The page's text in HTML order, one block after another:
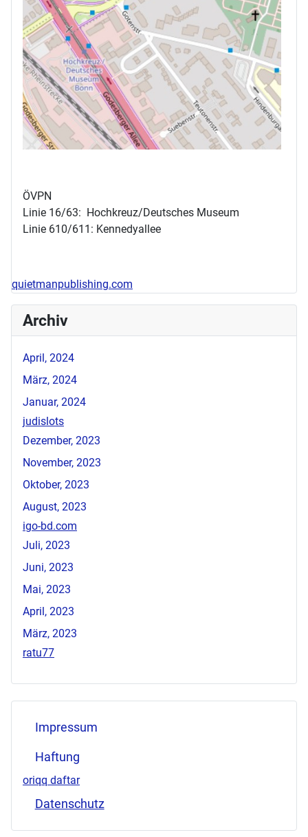
ÖVPN
Linie 16/63: Hochkreuz/Deutsches Museum
Linie 610/611: Kennedyallee
quietmanpublishing.com
Archiv
April, 2024
März, 2024
Januar, 2024
judislots
Dezember, 2023
November, 2023
Oktober, 2023
August, 2023
igo-bd.com
Juli, 2023
Juni, 2023
Mai, 2023
April, 2023
März, 2023
ratu77
Impressum
Haftung
oriqq daftar
Datenschutz